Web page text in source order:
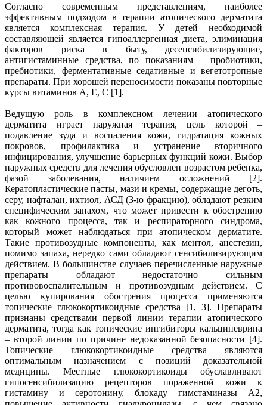
Согласно современным представлениям, наиболее
эффективным подходом в терапии атопического дерматита
является комплексная терапия. У детей необходимой
составляющей является гипоаллергенная диета, элиминация
факторов риска в быту, десенсибилизирующие,
антигистаминные средства, по показаниям – пробиотики,
пребиотики, ферментативные седативные и вегетотропные
препараты. При хорошей переносимости показаны повторные
курсы витаминов А, Е, С [1].
Ведущую роль в комплексном лечении атопического
дерматита играет наружная терапия, цель которой –
подавление зуда и воспаления кожи, гидратация кожных
покровов, профилактика и устранение вторичного
инфицирования, улучшение барьерных функций кожи. Выбор
наружных средств для лечения обусловлен возрастом ребенка,
фазой заболевания, наличием осложнений [2].
Кератопластические пасты, мази и кремы, содержащие деготь,
серу, нафталан, ихтиол, АСД (3-ю фракцию), обладают резким
специфическим запахом, что может привести к обострению
как кожного процесса, так и респираторного синдрома,
который может наблюдаться при атопическом дерматите.
Такие противозудные компоненты, как ментол, анестезин,
помимо запаха, нередко сами обладают сенсибилизирующим
действием. В большинстве случаев перечисленные наружные
препараты обладают недостаточно сильным
противовоспалительным и противозудным действием. С
целью купирования обострения процесса применяются
топические глюкокортикоидные средства [1, 3]. Препараты
признаны средствами первой линии терапии атопического
дерматита, тогда как топические ингибиторы кальциневрина
– второй линии по причине недоказанной безопасности [4].
Топические глюкокортикоидные средства являются
оптимальным назначением с позиций доказательной
медицины. Местные глюкокортикоиды обуславливают
гипосенсибилизацию рецепторов пораженной кожи к
гистамину и серотонину, блокаду гимстаминазы А2,